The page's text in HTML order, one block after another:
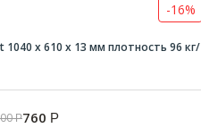
-16%
х 610 х 13 мм плотность 96 кг/
Р760 Р